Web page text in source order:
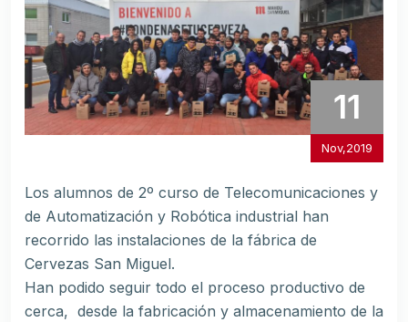
11
Nov,2019
Los alumnos de 2º curso de Telecomunicaciones y
de Automatización y Robótica industrial han
recorrido las instalaciones de la fábrica de
Cervezas San Miguel.
Han podido seguir todo el proceso productivo de
cerca, desde la fabricación y almacenamiento de la